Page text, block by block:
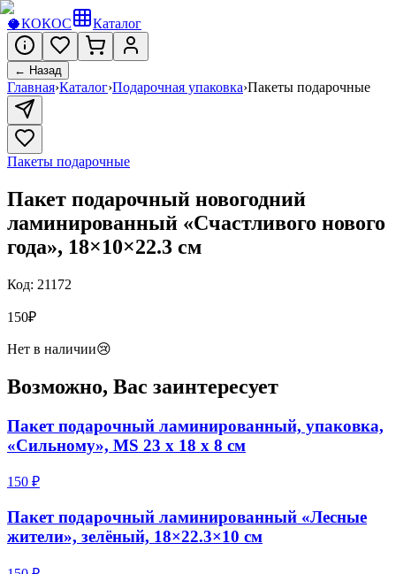
🥥КОКОС Каталог
← Назад
Главная›Каталог›Подарочная упаковка›Пакеты подарочные
Пакеты подарочные
Пакет подарочный новогодний
ламинированный «Счастливого нового
года», 18×10×22.3 см
Код: 21172
150₽
Нет в наличии😢
Возможно, Вас заинтересует
Пакет подарочный ламинированный, упаковка,
«Сильному», MS 23 х 18 х 8 см
150 ₽
Пакет подарочный ламинированный «Лесные
жители», зелёный, 18×22.3×10 см